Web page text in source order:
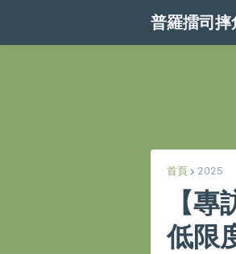
普羅擂司摔
首頁 2025
【
低限